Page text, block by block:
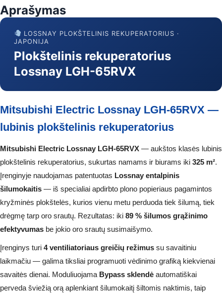
Aprašymas
LOSSNAY PLOKŠTELINIS REKUPERATORIUS ·
JAPONIJA
Plokštelinis rekuperatorius
Lossnay LGH-65RVX
Mitsubishi Electric Lossnay LGH-65RVX —
lubinis plokštelinis rekuperatorius
Mitsubishi Electric Lossnay LGH-65RVX — aukštos klasės lubinis
plokštelinis rekuperatorius, sukurtas namams ir biurams iki 325 m².
Įrenginyje naudojamas patentuotas Lossnay entalpinis
šilumokaitis — iš specialiai apdirbto plono popieriaus pagamintos
kryžminės plokštelės, kurios vienu metu perduoda tiek šilumą, tiek
drėgmę tarp oro srautų. Rezultatas: iki 89 % šilumos grąžinimo
efektyvumas be jokio oro srautų susimaišymo.
Įrenginys turi 4 ventiliatoriaus greičių režimus su savaitiniu
laikmačiu — galima tiksliai programuoti vėdinimo grafiką kiekvienai
savaitės dienai. Moduliuojama Bypass sklendė automatiškai
perveda šviežią orą aplenkiant šilumokaitį šiltomis naktimis, taip